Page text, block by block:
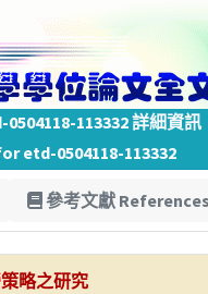
113332 詳細資訊
etd-0504118-113332
參考文獻 References
略之研究